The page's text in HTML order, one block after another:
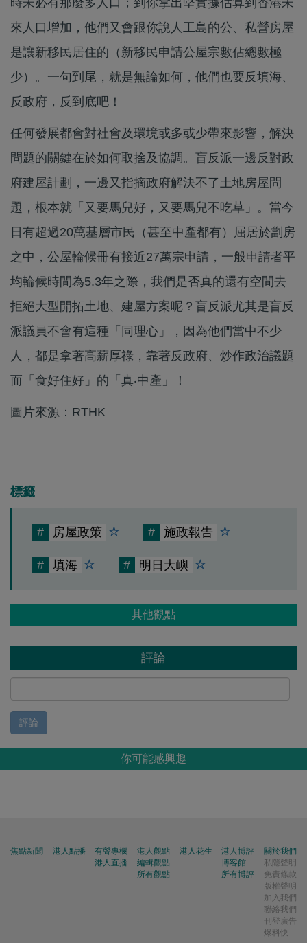
時未必有那麼多人口；到你拿出堅實據估算到香港未
來人口增加，他們又會跟你說人工島的公、私營房屋
是讓新移民居住的（新移民申請公屋宗數佔總數極
少）。一句到尾，就是無論如何，他們也要反填海、
反政府，反到底吧！
任何發展都會對社會及環境或多或少帶來影響，解決
問題的關鍵在於如何取捨及協調。盲反派一邊反對政
府建屋計劃，一邊又指摘政府解決不了土地房屋問
題，根本就「又要馬兒好，又要馬兒不吃草」。當今
日有超過20萬基層市民（甚至中產都有）屈居於劏房
之中，公屋輪候冊有接近27萬宗申請，一般申請者平
均輪候時間為5.3年之際，我們是否真的還有空間去
拒絕大型開拓土地、建屋方案呢？盲反派尤其是盲反
派議員不會有這種「同理心」，因為他們當中不少
人，都是拿著高薪厚祿，靠著反政府、炒作政治議題
而「食好住好」的「真‧中產」！
圖片來源：RTHK
標籤
# 房屋政策 # 施政報告
# 填海 # 明日大嶼
其他觀點
評論
評論
你可能感興趣
焦點新聞 港人點播
有聲專欄
港人直播
港人觀點
編輯觀點
所有觀點
港人花生
港人博評
博客館
所有博評
關於我們
私隱聲明
免責條款
版權聲明
加入我們
聯絡我們
刊登廣告
爆料快